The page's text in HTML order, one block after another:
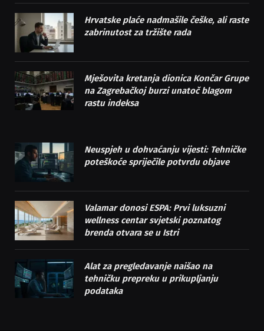
Hrvatske plaće nadmašile češke, ali raste
zabrinutost za tržište rada
Mješovita kretanja dionica Končar Grupe
na Zagrebačkoj burzi unatoč blagom
rastu indeksa
Neuspjeh u dohvaćanju vijesti: Tehničke
poteškoće spriječile potvrdu objave
Valamar donosi ESPA: Prvi luksuzni
wellness centar svjetski poznatog
brenda otvara se u Istri
Alat za pregledavanje naišao na
tehničku prepreku u prikupljanju
podataka